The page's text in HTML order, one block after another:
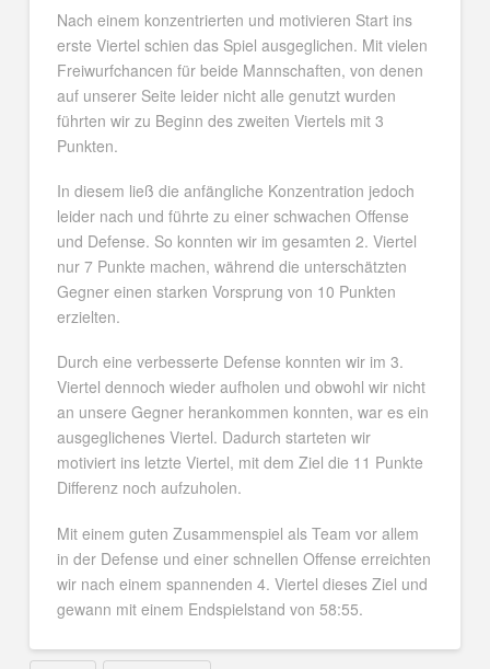
Nach einem konzentrierten und motivieren Start ins
erste Viertel schien das Spiel ausgeglichen. Mit vielen
Freiwurfchancen für beide Mannschaften, von denen
auf unserer Seite leider nicht alle genutzt wurden
führten wir zu Beginn des zweiten Viertels mit 3
Punkten.
In diesem ließ die anfängliche Konzentration jedoch
leider nach und führte zu einer schwachen Offense
und Defense. So konnten wir im gesamten 2. Viertel
nur 7 Punkte machen, während die unterschätzten
Gegner einen starken Vorsprung von 10 Punkten
erzielten.
Durch eine verbesserte Defense konnten wir im 3.
Viertel dennoch wieder aufholen und obwohl wir nicht
an unsere Gegner herankommen konnten, war es ein
ausgeglichenes Viertel. Dadurch starteten wir
motiviert ins letzte Viertel, mit dem Ziel die 11 Punkte
Differenz noch aufzuholen.
Mit einem guten Zusammenspiel als Team vor allem
in der Defense und einer schnellen Offense erreichten
wir nach einem spannenden 4. Viertel dieses Ziel und
gewann mit einem Endspielstand von 58:55.